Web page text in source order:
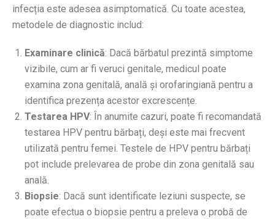
infecția este adesea asimptomatică. Cu toate acestea,
metodele de diagnostic includ:
Examinare clinică: Dacă bărbatul prezintă simptome
vizibile, cum ar fi veruci genitale, medicul poate
examina zona genitală, anală și orofaringiană pentru a
identifica prezența acestor excrescențe.
Testarea HPV: În anumite cazuri, poate fi recomandată
testarea HPV pentru bărbați, deși este mai frecvent
utilizată pentru femei. Testele de HPV pentru bărbați
pot include prelevarea de probe din zona genitală sau
anală.
Biopsie: Dacă sunt identificate leziuni suspecte, se
poate efectua o biopsie pentru a preleva o probă de